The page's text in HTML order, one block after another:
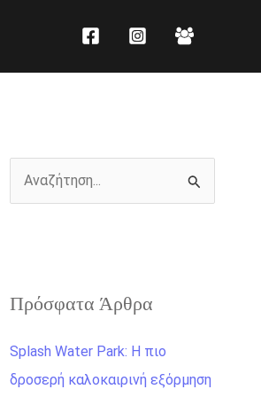
ή
η
σ
Πρόσφατα Άρθρα
Splash Water Park: Η πιο
δροσερή καλοκαιρινή εξόρμηση
τ
ο
τ
ι